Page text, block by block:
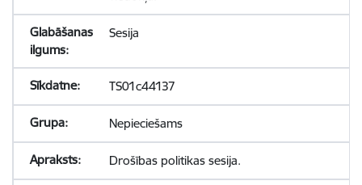
Sesija
TS01c44137
Nepieciešams
Drošības politikas sesija.